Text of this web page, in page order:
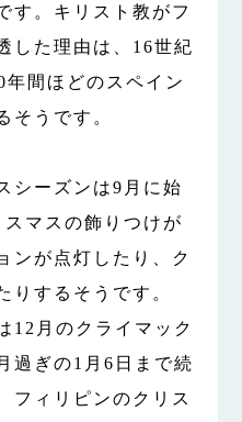
す。キリスト教がフ
した理由は、16世紀
間ほどのスペイン
そうです。
シーズンは9月に始
マスの飾りつけが
ンが点灯したり、ク
りするそうです。
12月のクライマック
過ぎの1月6日まで続
フィリピンのクリス